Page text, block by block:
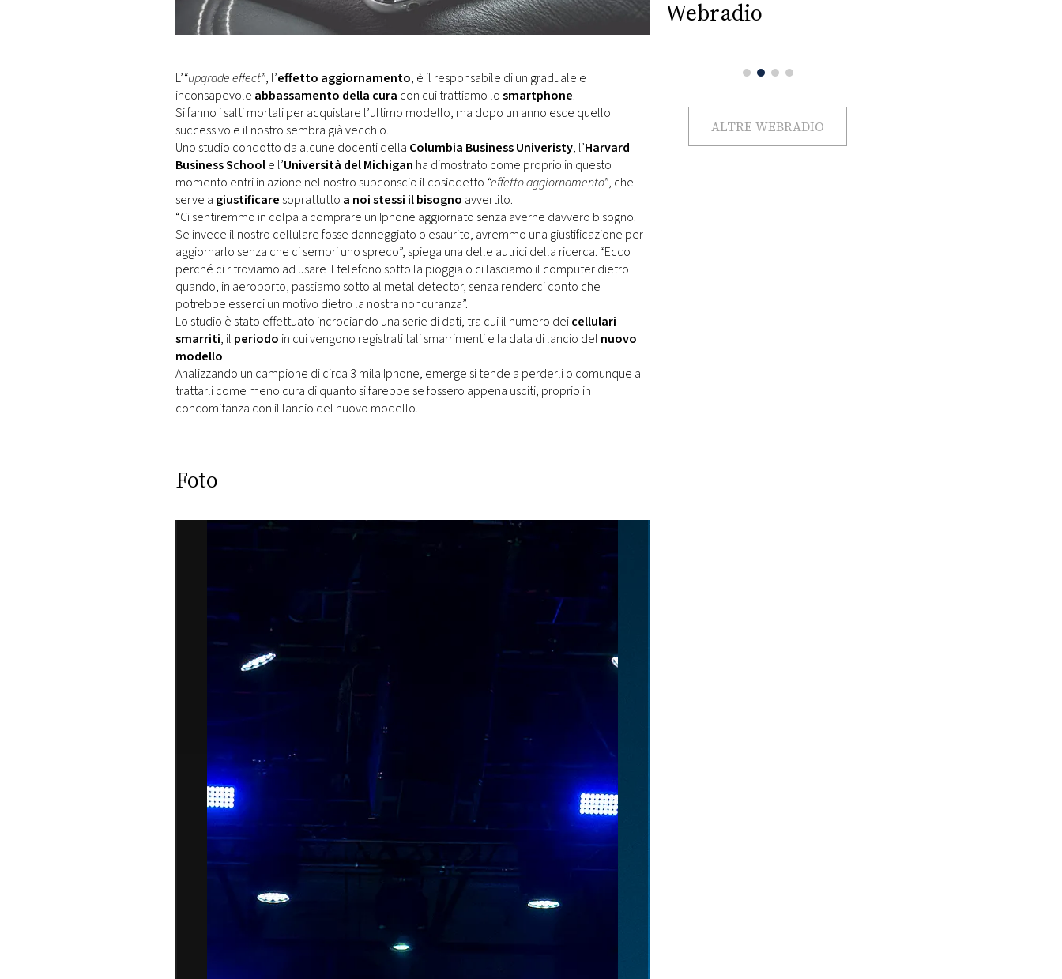
MONACO
RMC
CONSIGLIA
L’“upgrade effect”, l’effetto aggiornamento, è il responsabile di un graduale e
inconsapevole abbassamento della cura con cui trattiamo losmartphone.
Si fanno i salti mortali per acquistare l’ultimo modello, ma dopo un anno esce quello
successivo e il nostro sembra già vecchio.
Uno studio condotto da alcune docenti della Columbia Business Univeristy, l’Harvard
Business Schoole l’Università del Michigan ha dimostrato come proprio in questo
momento entri in azione nel nostro subconscio il cosiddetto “effetto aggiornamento”, che
serve a giustificare soprattutto a noi stessi il bisogno avvertito.
“Ci sentiremmo in colpa a comprare un Iphone aggiornato senza averne davvero bisogno.
Se invece il nostro cellulare fosse danneggiato o esaurito, avremmo una giustificazione per
aggiornarlo senza che ci sembri uno spreco”, spiega una delle autrici della ricerca. “Ecco
perché ci ritroviamo ad usare il telefono sotto la pioggia o ci lasciamo il computer dietro
quando, in aeroporto, passiamo sotto al metal detector, senza renderci conto che
potrebbe esserci un motivo dietro la nostra noncuranza”.
Lo studio è stato effettuato incrociando una serie di dati, tra cui il numero deicellulari
smarriti, il periodo in cui vengono registrati tali smarrimenti e la data di lancio del nuovo
modello.
Analizzando un campione di circa 3 mila Iphone, emerge si tende a perderli o comunque a
trattarli come meno cura di quanto si farebbe se fossero appena usciti, proprio in
concomitanza con il lancio del nuovo modello.
Foto
Webradio
ALTRE WEBRADIO